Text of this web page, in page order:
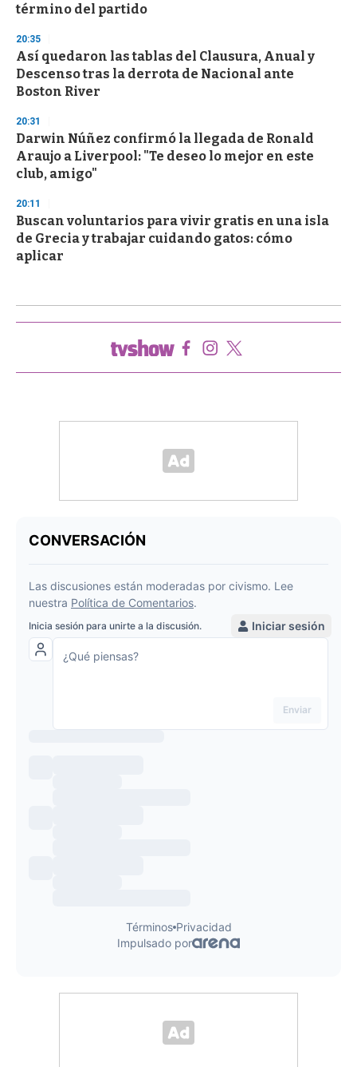
término del partido
20:35
Así quedaron las tablas del Clausura, Anual y
Descenso tras la derrota de Nacional ante
Boston River
20:31
Darwin Núñez confirmó la llegada de Ronald
Araujo a Liverpool: "Te deseo lo mejor en este
club, amigo"
20:11
Buscan voluntarios para vivir gratis en una isla
de Grecia y trabajar cuidando gatos: cómo
aplicar